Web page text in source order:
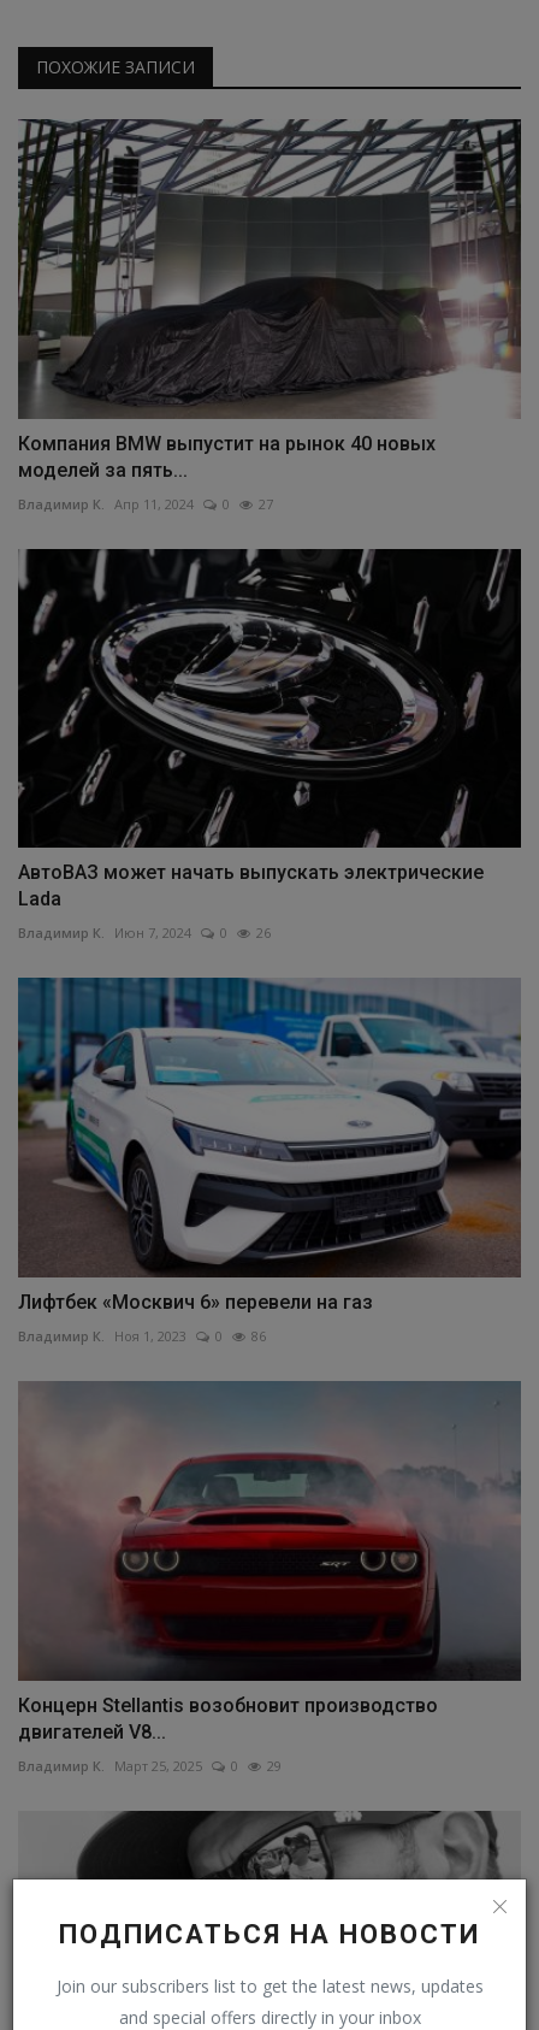
ПОДПИСАТЬСЯ НА НОВОСТИ
Join our subscribers list to get the latest news, updates
and special offers directly in your inbox
ПОХОЖИЕ ЗАПИСИ
Компания BMW выпустит на рынок 40 новых
моделей за пять...
Владимир К. Апр 11, 2024 0 27
АвтоВАЗ может начать выпускать электрические
Lada
Владимир К. Июн 7, 2024 0 26
Лифтбек «Москвич 6» перевели на газ
Владимир К. Ноя 1, 2023 0 86
Концерн Stellantis возобновит производство
двигателей V8...
Владимир К. Март 25, 2025 0 29